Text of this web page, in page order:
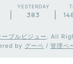
YESTERDAY
383
ーブルビジュー . All
by グーペ / 管理ペ